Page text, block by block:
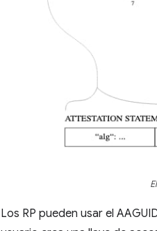
Los RP pueden usar el